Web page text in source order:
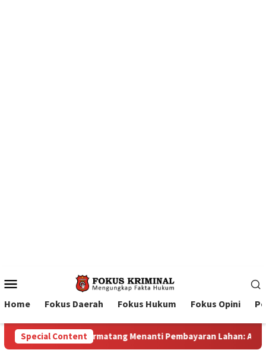
Menu
Home Fokus Daerah Fokus Hukum Fokus Opini
Special Content
Antara Dugaan Konspirasi dan Bayang-Bayang “Makelar